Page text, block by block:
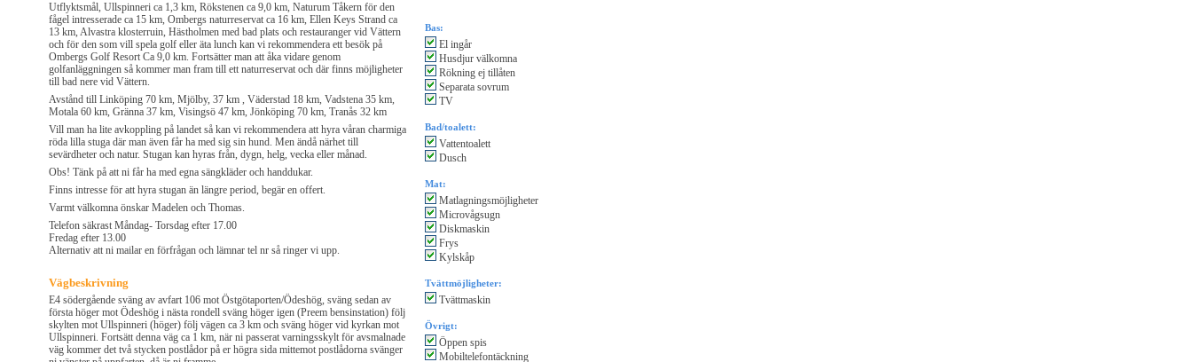
Utflyktsmål, Ullspinneri ca 1,3 km, Rökstenen ca 9,0 km, Naturum Tåkern för den
fågel intresserade ca 15 km, Ombergs naturreservat ca 16 km, Ellen Keys Strand ca
13 km, Alvastra klosterruin, Hästholmen med bad plats och restauranger vid Vättern
och för den som vill spela golf eller äta lunch kan vi rekommendera ett besök på
Ombergs Golf Resort Ca 9,0 km. Fortsätter man att åka vidare genom
golfanläggningen så kommer man fram till ett naturreservat och där finns möjligheter
till bad nere vid Vättern.
Avstånd till Linköping 70 km, Mjölby, 37 km , Väderstad 18 km, Vadstena 35 km,
Motala 60 km, Gränna 37 km, Visingsö 47 km, Jönköping 70 km, Tranås 32 km
Vill man ha lite avkoppling på landet så kan vi rekommendera att hyra våran charmiga
röda lilla stuga där man även får ha med sig sin hund. Men ändå närhet till
sevärdheter och natur. Stugan kan hyras från, dygn, helg, vecka eller månad.
Obs! Tänk på att ni får ha med egna sängkläder och handdukar.
Finns intresse för att hyra stugan än längre period, begär en offert.
Varmt välkomna önskar Madelen och Thomas.
Telefon säkrast Måndag- Torsdag efter 17.00
Fredag efter 13.00
Alternativ att ni mailar en förfrågan och lämnar tel nr så ringer vi upp.
Vägbeskrivning
E4 södergående sväng av avfart 106 mot Östgötaporten/Ödeshög, sväng sedan av
första höger mot Ödeshög i nästa rondell sväng höger igen (Preem bensinstation) följ
skylten mot Ullspinneri (höger) följ vägen ca 3 km och sväng höger vid kyrkan mot
Ullspinneri. Fortsätt denna väg ca 1 km, när ni passerat varningsskylt för avsmalnade
väg kommer det två stycken postlådor på er högra sida mittemot postlådorna svänger
Bas:
El ingår
Husdjur välkomna
Rökning ej tillåten
Separata sovrum
TV
Bad/toalett:
Vattentoalett
Dusch
Mat:
Matlagningsmöjligheter
Microvågsugn
Diskmaskin
Frys
Kylskåp
Tvättmöjligheter:
Tvättmaskin
Övrigt:
Öppen spis
Mobiltelefontäckning